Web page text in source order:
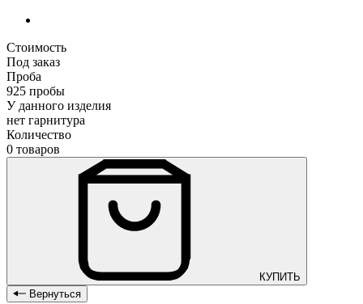
Стоимость
Под заказ
Проба
925 пробы
У данного изделия
нет гарнитура
Количество
0 товаров
КУПИТЬ
Вернуться